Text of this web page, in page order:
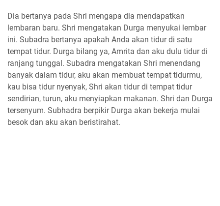
Dia bertanya pada Shri mengapa dia mendapatkan
lembaran baru. Shri mengatakan Durga menyukai lembar
ini. Subadra bertanya apakah Anda akan tidur di satu
tempat tidur. Durga bilang ya, Amrita dan aku dulu tidur di
ranjang tunggal. Subadra mengatakan Shri menendang
banyak dalam tidur, aku akan membuat tempat tidurmu,
kau bisa tidur nyenyak, Shri akan tidur di tempat tidur
sendirian, turun, aku menyiapkan makanan. Shri dan Durga
tersenyum. Subhadra berpikir Durga akan bekerja mulai
besok dan aku akan beristirahat.